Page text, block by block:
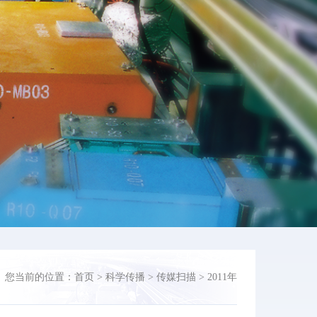
您当前的位置： 首页 > 科学传播 > 传媒扫描 > 2011年